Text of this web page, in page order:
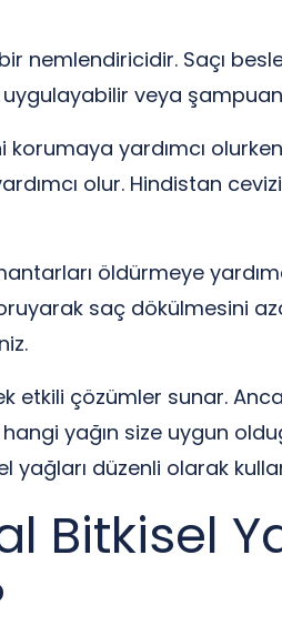
nemlendiricidir. Saçı
veya
yardımcı
olur. Hindistan
öldürmeye
saç dökülmesini
çözümler sunar.
yağın size uygun
yağları düzenli olarak
Bitkisel